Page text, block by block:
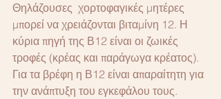
Θηλάζουσες  χορτοφαγικές μητέρες
μπορεί να χρειάζονται βιταμίνη 12. Η
κύρια πηγή της Β12 είναι οι ζωικές
τροφές (κρέας και παράγωγα κρέατος).
Για τα βρέφη η Β12 είναι απαραίτητη για
την ανάπτυξη του εγκεφάλου τους.